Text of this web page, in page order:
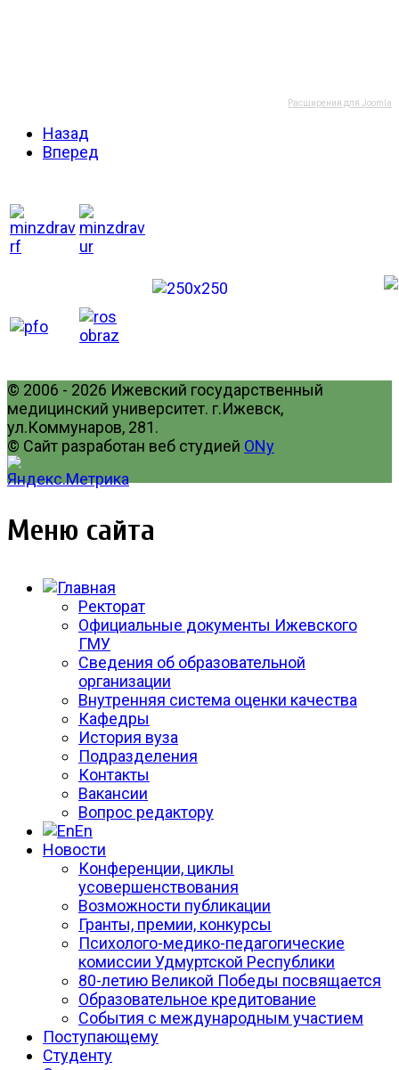
Расширения для Joomla
Назад
Вперед
© 2006 - 2026 Ижевский государственный
медицинский университет. г.Ижевск,
ул.Коммунаров, 281.
© Сайт разработан веб студией ONy
Меню сайта
Ректорат
Официальные документы Ижевского
ГМУ
Сведения об образовательной
организации
Внутренняя система оценки качества
Кафедры
История вуза
Подразделения
Контакты
Вакансии
Вопрос редактору
En
Новости
Конференции, циклы
усовершенствования
Возможности публикации
Гранты, премии, конкурсы
Психолого-медико-педагогические
комиссии Удмуртской Республики
80-летию Великой Победы посвящается
Образовательное кредитование
События с международным участием
Поступающему
Студенту